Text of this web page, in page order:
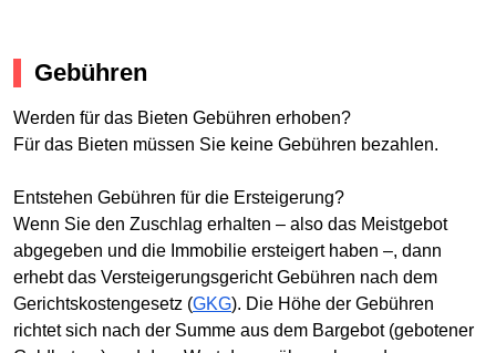
Gebühren
Werden für das Bieten Gebühren erhoben?
Für das Bieten müssen Sie keine Gebühren bezahlen.
Entstehen Gebühren für die Ersteigerung?
Wenn Sie den Zuschlag erhalten – also das Meistgebot
abgegeben und die Immobilie ersteigert haben –, dann
erhebt das Versteigerungsgericht Gebühren nach dem
Gerichtskostengesetz (GKG). Die Höhe der Gebühren
richtet sich nach der Summe aus dem Bargebot (gebotener